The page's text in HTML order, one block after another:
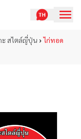
ะ สไตล์ญี่ปุ่น ›ไก่ทอด